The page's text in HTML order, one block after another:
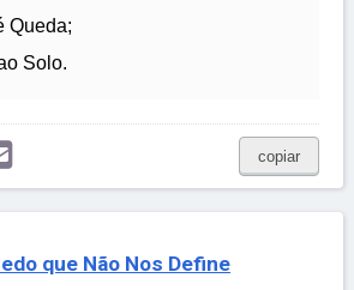
Queda;
Solo.
copiar
que Não Nos Define